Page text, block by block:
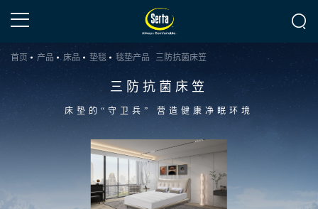
首页 产品 床品 垫毯 毯垫产品 三防抗菌床笠
三防抗菌床笠
床垫的“守卫兵” 营造健康净眠环境